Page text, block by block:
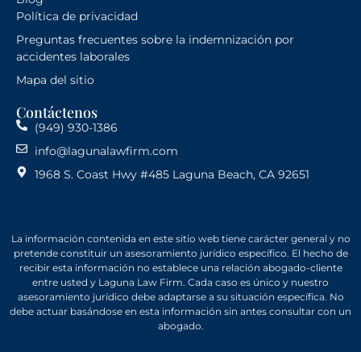
Política de privacidad
Preguntas frecuentes sobre la indemnización por
accidentes laborales
Mapa del sitio
Contáctenos
(949) 930-1386
info@lagunalawfirm.com
1968 S. Coast Hwy #485 Laguna Beach, CA 92651
La información contenida en este sitio web tiene carácter general y no
pretende constituir un asesoramiento jurídico específico. El hecho de
recibir esta información no establece una relación abogado-cliente
entre usted y Laguna Law Firm. Cada caso es único y nuestro
asesoramiento jurídico debe adaptarse a su situación específica. No
debe actuar basándose en esta información sin antes consultar con un
abogado.